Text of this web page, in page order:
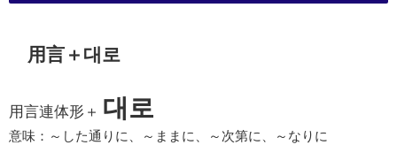
用言＋대로
用言連体形＋ 대로
意味：～した通りに、～ままに、～次第に、～なりに